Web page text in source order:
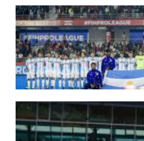
09/07/2026
MUNDIAL 2026: LAS LEONAS CONVOCADAS
Del 15 al 30 de agosto disputarán el
LEER MÁS
29/05/2026
LOS LEONES CONVOCADOS PARA LA
En junio, el seleccionado nacional
League 2025-26 en Inglaterra y Alemania.